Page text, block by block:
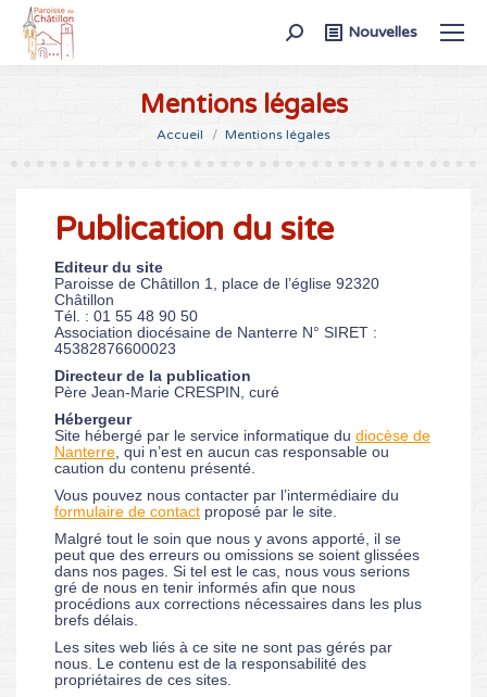
Recherche
:
Nouvelles
Mentions légales
Vous êtes ici :
Accueil Mentions légales
Publication du site
Editeur du site
Paroisse de Châtillon 1, place de l’église 92320
Châtillon
Tél. : 01 55 48 90 50
Association diocésaine de Nanterre N° SIRET :
45382876600023
Directeur de la publication
Père Jean-Marie CRESPIN, curé
Hébergeur
Site hébergé par le service informatique du diocèse de
Nanterre , qui n’est en aucun cas responsable ou
caution du contenu présenté.
Vous pouvez nous contacter par l’intermédiaire du
formulaire de contact proposé par le site.
Malgré tout le soin que nous y avons apporté, il se
peut que des erreurs ou omissions se soient glissées
dans nos pages. Si tel est le cas, nous vous serions
gré de nous en tenir informés afin que nous
procédions aux corrections nécessaires dans les plus
brefs délais.
Les sites web liés à ce site ne sont pas gérés par
nous. Le contenu est de la responsabilité des
propriétaires de ces sites.